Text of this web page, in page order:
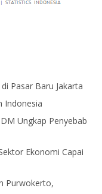
Pasar Baru Jakarta
Indonesia
Ungkap Penyebab
Ekonomi Capai
Purwokerto,